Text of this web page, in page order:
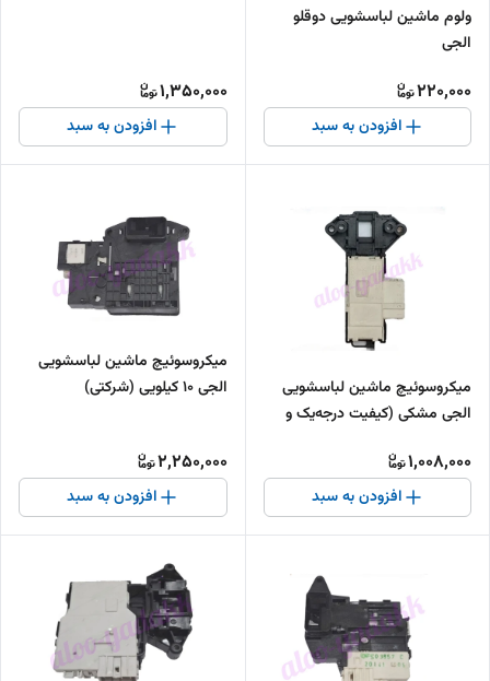
ولوم ماشین لباسشویی دوقلو
الجی
220,000
افزودن به سبد
1,350,000
افزودن به سبد
میکروسوئیچ ماشین لباسشویی
الجی مشکی (کیفیت درجه‌یک و
1,008,000
افزودن به سبد
میکروسوئیچ ماشین لباسشویی
الجی 10 کیلویی (شرکتی)
2,250,000
افزودن به سبد